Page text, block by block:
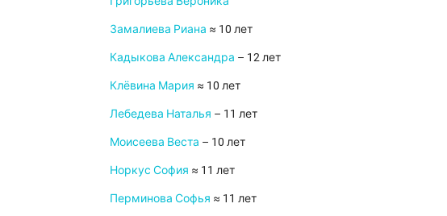
Замалиева Риана ≈ 10 лет
Кадыкова Александра – 12 лет
Клёвина Мария ≈ 10 лет
Лебедева Наталья – 11 лет
Моисеева Веста – 10 лет
Норкус София ≈ 11 лет
Перминова Софья ≈ 11 лет